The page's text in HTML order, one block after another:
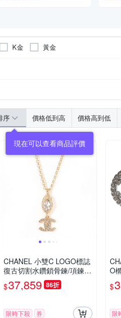
K金 黃金
序 價格低到高 價格高到低
CHANEL 小雙C LOGO標誌
復古切割水鑽鎖骨鍊/項鍊
(金)
$37,859 86折
限時下殺 券
O
$
限